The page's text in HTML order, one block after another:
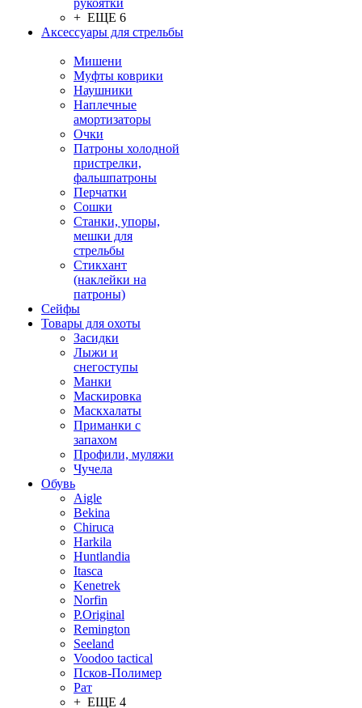
рукоятки
+ ЕЩЕ 6
Аксессуары для стрельбы
Мишени
Муфты коврики
Наушники
Наплечные
амортизаторы
Очки
Патроны холодной
пристрелки,
фальшпатроны
Перчатки
Сошки
Станки, упоры,
мешки для
стрельбы
Стикхант
(наклейки на
патроны)
Сейфы
Товары для охоты
Засидки
Лыжи и
снегоступы
Манки
Маскировка
Маскхалаты
Приманки с
запахом
Профили, муляжи
Чучела
Обувь
Aigle
Bekina
Chiruсa
Harkila
Huntlandia
Itasca
Kenetrek
Norfin
P.Original
Remington
Seeland
Voodoo tactical
Псков-Полимер
Рат
+ ЕЩЕ 4